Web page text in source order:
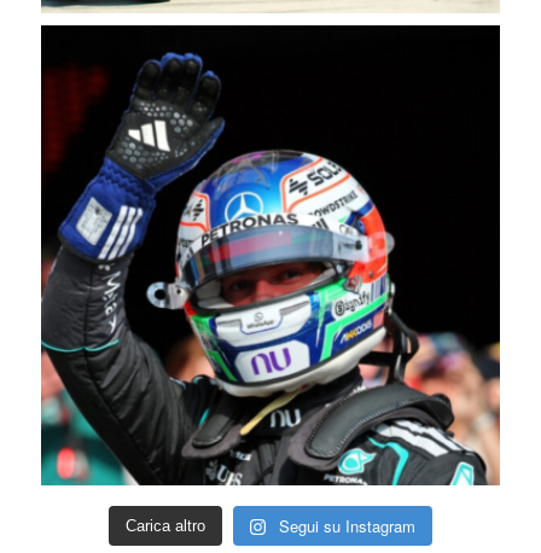
Carica altro Segui su Instagram